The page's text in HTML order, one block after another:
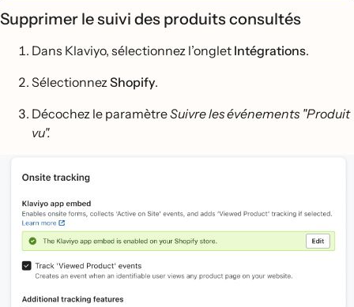
Supprimer le suivi des produits consultés
Dans Klaviyo, sélectionnez l’onglet Intégrations.
SélectionnezShopify.
Décochez le paramètreSuivre les événements "Produit
vu".